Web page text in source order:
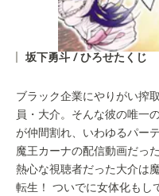
坂下勇斗 / ひろせたくじ
ブラック企業にやりがい搾
員・大介。そんな彼の唯一
が仲間割れ、いわゆるパー
魔王カーナの配信動画だった
熱心な視聴者だった大介は
転生！ ついでに女体化もし